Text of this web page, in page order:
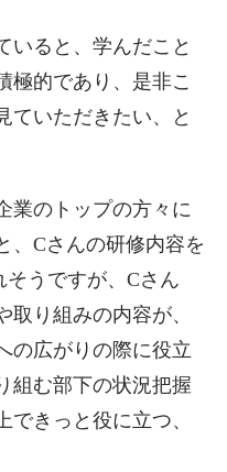
いると、学んだこと
極的であり、是非こ
ていただきたい、と
業のトップの方々に
、Cさんの研修内容を
そうですが、Cさん
り組みの内容が、
の広がりの際に役立
組む部下の状況把握
きっと役に立つ、